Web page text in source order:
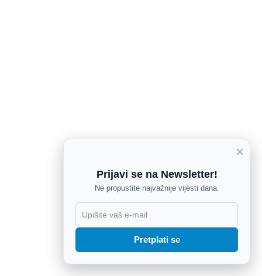
×
Prijavi se na Newsletter!
Ne propustite najvažnije vijesti dana.
Pretplati se